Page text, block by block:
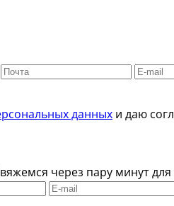
данных и даю
через пару минут